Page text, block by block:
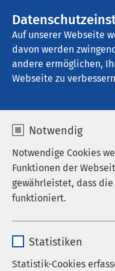
Auf unserer Webseite
davon werden
andere ermöglichen,
Webseite zu
Notwendig
Notwendige Cookies
Funktionen der
gewährleistet, dass
funktioniert.
Anbieter sgalinski
Statistiken
Statistik-Cookies
AMEOS Hanse
Infos zur
jeweils dienstags